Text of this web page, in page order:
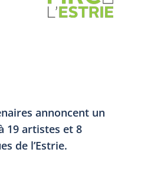
annoncent un
19 artistes et 8
de l’Estrie.